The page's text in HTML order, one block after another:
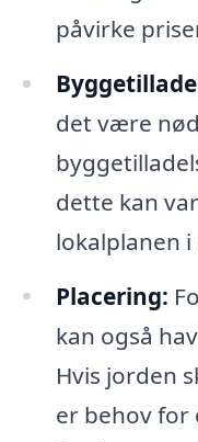
påvirke
det være
dette kan
lokalplanen
Placering:
kan også
Hvis jorden
er behov for